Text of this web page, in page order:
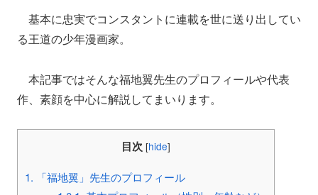
基本に忠実でコンスタントに連載を世に送り出してい
る王道の少年漫画家。
本記事ではそんな福地翼先生のプロフィールや代表
作、素顔を中心に解説してまいります。
目次 [hide]
1. 「福地翼」先生のプロフィール